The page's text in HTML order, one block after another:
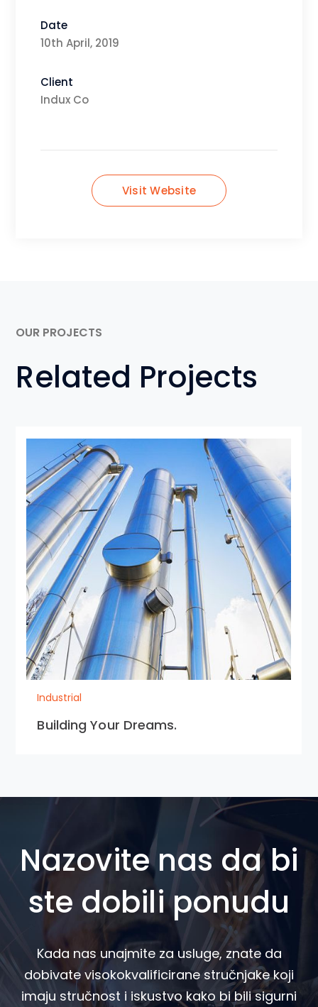
Date
10th April, 2019
Client
Indux Co
Visit Website
OUR PROJECTS
Related Projects
Industrial
Building Your Dreams.
Nazovite nas da bi
ste dobili ponudu
Kada nas unajmite za usluge, znate da
dobivate visokokvalificirane stručnjake koji
imaju stručnost i iskustvo kako bi bili sigurni